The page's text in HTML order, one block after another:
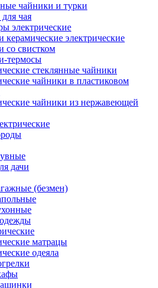
чайники и турки
чая
электрические
керамические электрические
со свистком
термосы
стеклянные чайники
чайники в пластиковом
чайники из нержавеющей
дачи
(безмен)
матрацы
одеяла